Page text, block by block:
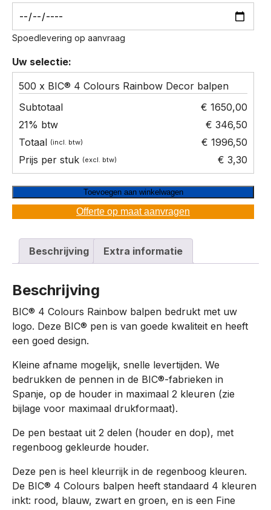
Spoedlevering op aanvraag
Uw selectie:
500 x BIC® 4 Colours Rainbow Decor balpen
€ 1650,00
€ 346,50
€ 1996,50
€ 3,30
Toevoegen aan winkelwagen
Offerte op maat aanvragen
Beschrijving Extra informatie
Beschrijving
BIC® 4 Colours Rainbow balpen bedrukt met uw
logo. Deze BIC® pen is van goede kwaliteit en heeft
een goed design.
Kleine afname mogelijk, snelle levertijden. We
bedrukken de pennen in de BIC®-fabrieken in
Spanje, op de houder in maximaal 2 kleuren (zie
bijlage voor maximaal drukformaat).
De pen bestaat uit 2 delen (houder en dop), met
regenboog gekleurde houder.
Deze pen is heel kleurrijk in de regenboog kleuren.
De BIC® 4 Colours balpen heeft standaard 4 kleuren
inkt: rood, blauw, zwart en groen, en is een Fine